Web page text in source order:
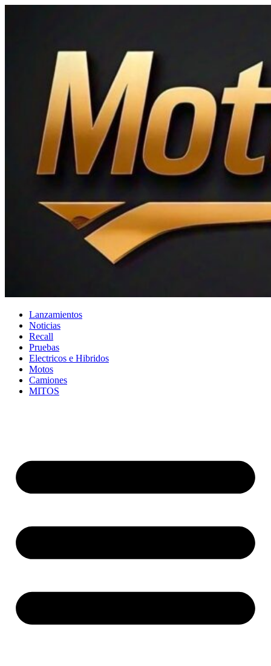
Lanzamientos
Noticias
Recall
Pruebas
Electricos e Hibridos
Motos
Camiones
MITOS